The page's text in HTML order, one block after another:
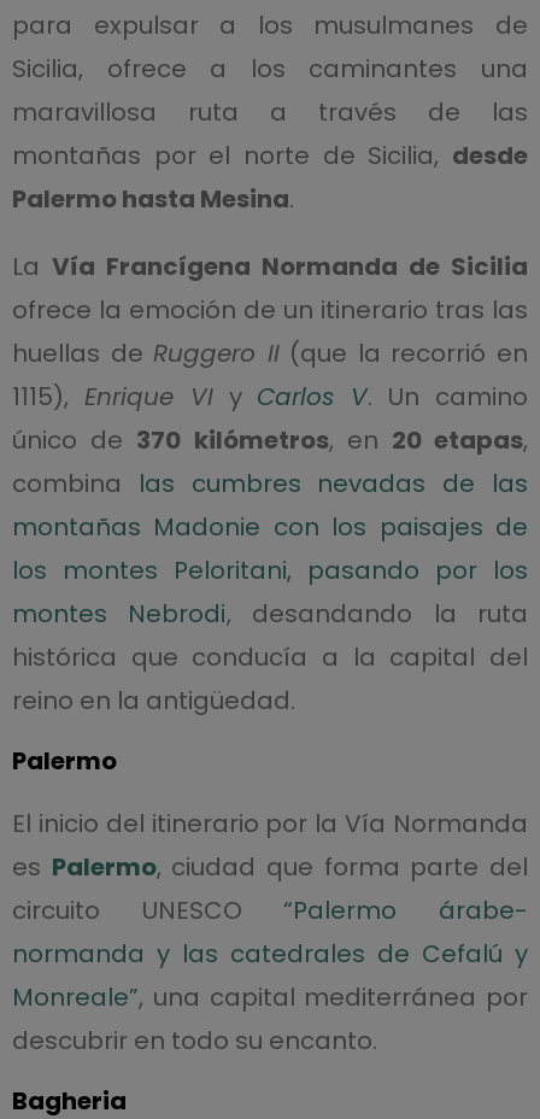
para expulsar a los musulmanes de
Sicilia, ofrece a los caminantes una
maravillosa ruta a través de las
montañas por el norte de Sicilia, desde
Palermo hasta Mesina.
La Vía Francígena Normanda de Sicilia
ofrece la emoción de un itinerario tras las
huellas deRuggero II(que la recorrió en
1115), Enrique VIy Carlos V. Un camino
único de 370 kilómetros, en 20 etapas,
combina las cumbres nevadas de las
montañas Madonie con los paisajes de
los montes Peloritani, pasando por los
montes Nebrodi, desandando la ruta
histórica que conducía a la capital del
reino en la antigüedad.
Palermo
El inicio del itinerario por la Vía Normanda
es Palermo, ciudad que forma parte del
circuito UNESCO“Palermo árabe-
normanda y las catedrales de Cefalú y
Monreale”, una capital mediterránea por
descubrir en todo su encanto.
Bagheria